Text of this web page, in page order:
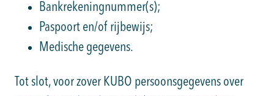
Bankrekeningnummer(s);
Paspoort en/of rijbewijs;
Medische gegevens.
Tot slot, voor zover KUBO persoonsgegevens over